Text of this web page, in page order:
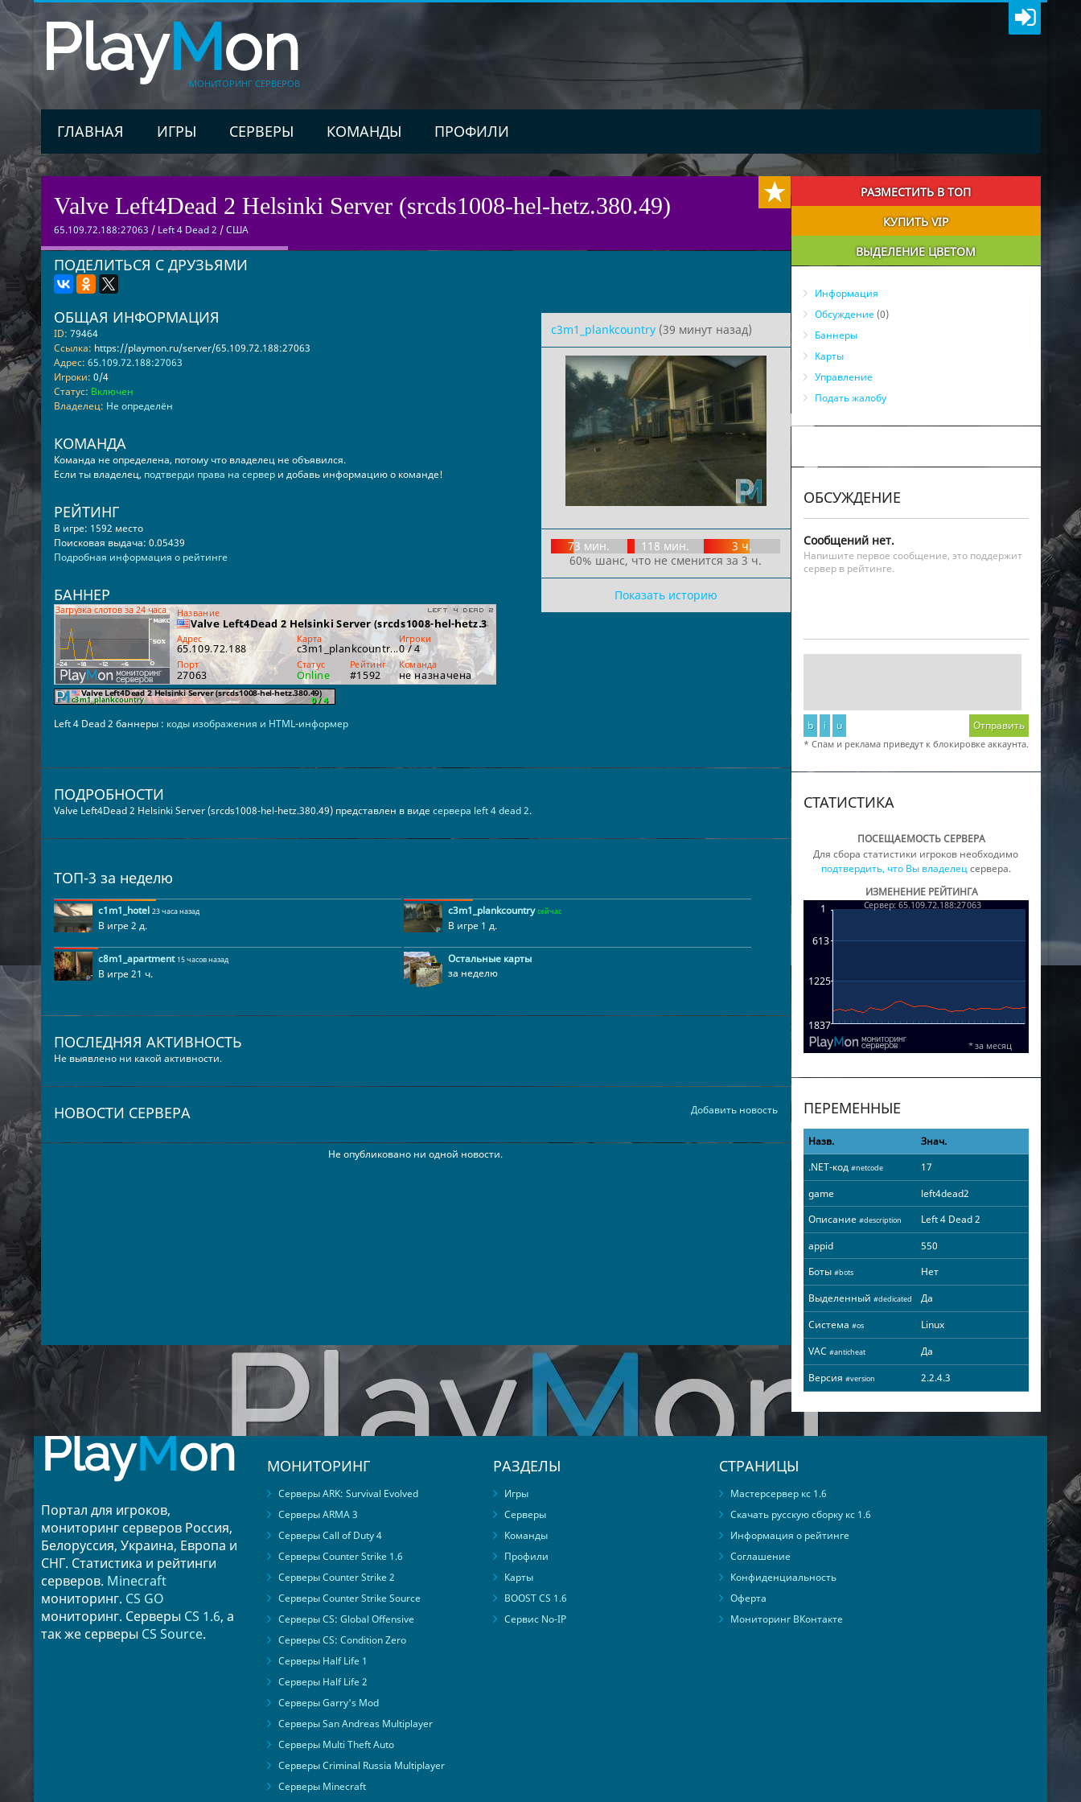
PlayMon
МОНИТОРИНГ СЕРВЕРОВ
ГЛАВНАЯ ИГРЫ СЕРВЕРЫ КОМАНДЫ ПРОФИЛИ
Valve Left4Dead 2 Helsinki Server (srcds1008-hel-hetz.380.49)
65.109.72.188:27063 / Left 4 Dead 2 /США
ПОДЕЛИТЬСЯ С ДРУЗЬЯМИ
c3m1_plankcountry(39 минут назад)
73 мин. 118 мин.
3 ч.
60% шанс, что не сменится за 3 ч.
Показать историю
ОБЩАЯ ИНФОРМАЦИЯ
ID: 79464
Ссылка: https://playmon.ru/server/65.109.72.188:27063
Адрес: 65.109.72.188:27063
Игроки: 0/4
Статус: Включен
Владелец: Не определён
КОМАНДА
Команда не определена, потому что владелец не объявился.
Если ты владелец, подтверди права на сервери добавь информацию о команде!
РЕЙТИНГ
В игре: 1592 место
Поисковая выдача: 0.05439
Подробная информация о рейтинге
БАННЕР
Left 4 Dead 2 баннеры : коды изображения и HTML-информер
ПОДРОБНОСТИ
Valve Left4Dead 2 Helsinki Server (srcds1008-hel-hetz.380.49) представлен в видесервера left 4 dead 2.
ТОП-3 за неделю
c1m1_hotel 23 часа назад
В игре 2 д.
c3m1_plankcountry сейчас
В игре 1 д.
c8m1_apartment 15 часов назад
В игре 21 ч.
Остальные карты
за неделю
ПОСЛЕДНЯЯ АКТИВНОСТЬ
Не выявлено ни какой активности.
Добавить новость
НОВОСТИ СЕРВЕРА
Не опубликовано ни одной новости.
РАЗМЕСТИТЬ В ТОП
КУПИТЬ VIP
ВЫДЕЛЕНИЕ ЦВЕТОМ
Информация
Обсуждение(0)
Баннеры
Карты
Управление
Подать жалобу
ОБСУЖДЕНИЕ
Сообщений нет.
Напишите первое сообщение, это поддержит
сервер в рейтинге.
b i u Отправить
* Спам и реклама приведут к блокировке аккаунта.
СТАТИСТИКА
ПОСЕЩАЕМОСТЬ СЕРВЕРА
Для сбора статистики игроков необходимо
подтвердить, что Вы владелецсервера.
ИЗМЕНЕНИЕ РЕЙТИНГА
ПЕРЕМЕННЫЕ
Назв.
Знач.
.NET-код #netcode
17
game
left4dead2
Описание #description
Left 4 Dead 2
appid
550
Боты #bots
Нет
Выделенный #dedicated
Да
Система #os
Linux
VAC #anticheat
Да
Версия #version 2.2.4.3
PlayMon
Портал для игроков,
мониторинг серверов Россия,
Белоруссия, Украина, Европа и
СНГ. Статистика и рейтинги
серверов. Minecraft
мониторинг. CS GO
мониторинг. Серверы CS 1.6, а
так же серверы CS Source.
МОНИТОРИНГ
Серверы ARK: Survival Evolved
Серверы ARMA 3
Серверы Call of Duty 4
Серверы Counter Strike 1.6
Серверы Counter Strike 2
Серверы Counter Strike Source
Серверы CS: Global Offensive
Серверы CS: Condition Zero
Серверы Half Life 1
Серверы Half Life 2
Серверы Garry's Mod
Серверы San Andreas Multiplayer
Серверы Multi Theft Auto
Серверы Criminal Russia Multiplayer
Серверы Minecraft
РАЗДЕЛЫ
Игры
Серверы
Команды
Профили
Карты
BOOST CS 1.6
Сервис No-IP
СТРАНИЦЫ
Мастерсервер кс 1.6
Скачать русскую сборку кс 1.6
Информация о рейтинге
Соглашение
Конфиденциальность
Оферта
Мониторинг ВКонтакте